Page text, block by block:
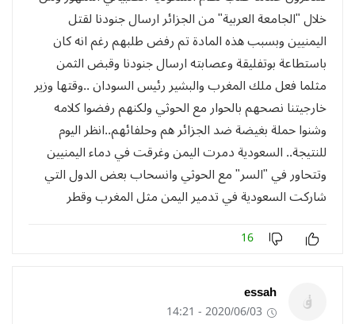
خلال "الجامعة العربية" من الجزائر ارسال جنودنا لقتل
اليمنيين وبسبب هذه المادة تم رفض طلبهم رغم انه كان
باستطاعة بوتفليقة وعصابته ارسال جنودنا وقبض الثمن
مثلما فعل ملك المغرب والبشير رئيس السودان ..وقتها وزير
خارجيتنا نصحهم بالحوار مع الحوثي ولكنهم رفضوا كلامه
وشنوا حملة بغيضة ضد الجزائر هم وحلفائهم..انظر اليوم
للنتيجة.. السعودية دمرت اليمن وغرقت في دماء اليمنيين
وتتحاور في "السر" مع الحوثي وانسحاب بعض الدول التي
شاركت السعودية في تدمير اليمن مثل المغرب وقطر
16
essah
2020/06/03 - 14:21